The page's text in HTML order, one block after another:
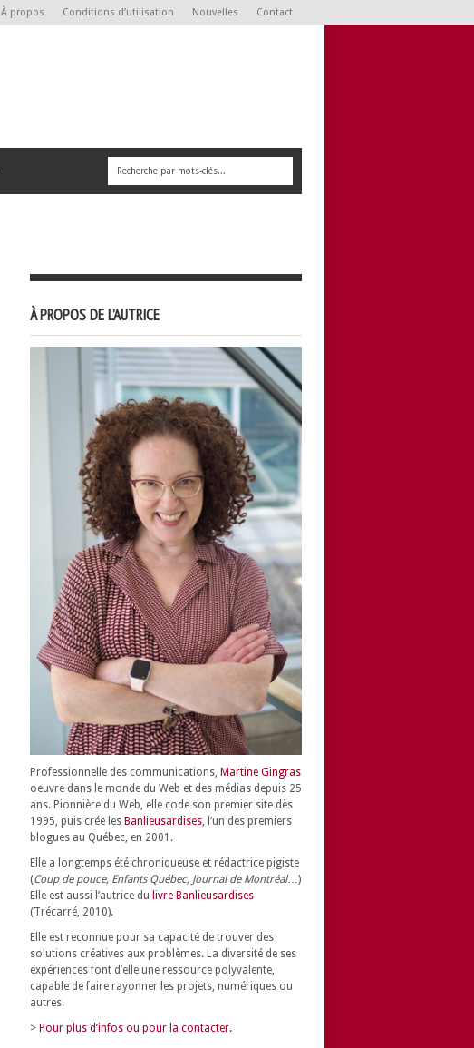
À propos Conditions d’utilisation Nouvelles Contact
À PROPOS DE L’AUTRICE
Professionnelle des communications, Martine Gingras
oeuvre dans le monde du Web et des médias depuis 25
ans. Pionnière du Web, elle code son premier site dès
1995, puis crée les Banlieusardises , l’un des premiers
blogues au Québec, en 2001.
Elle a longtemps été chroniqueuse et rédactrice pigiste
(Coup de pouce, Enfants Québec, Journal de Montréal…)
Elle est aussi l’autrice du livre Banlieusardises
(Trécarré, 2010).
Elle est reconnue pour sa capacité de trouver des
solutions créatives aux problèmes. La diversité de ses
expériences font d’elle une ressource polyvalente,
capable de faire rayonner les projets, numériques ou
autres.
> Pour plus d’infos ou pour la contacter.